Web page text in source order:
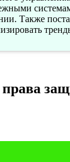
Также
права